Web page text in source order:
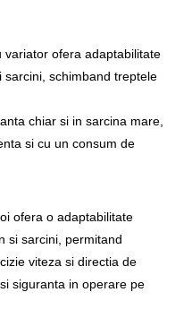
variator ofera adaptabilitate
schimband treptele
chiar si in sarcina mare,
si cu un consum de
ofera o adaptabilitate
si sarcini, permitand
viteza si directia de
siguranta in operare pe